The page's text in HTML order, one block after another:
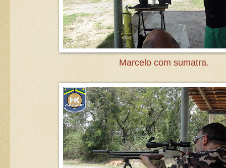
Marcelo com sumatra.